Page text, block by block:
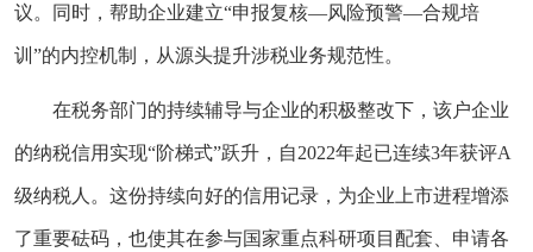
议。同时，帮助企业建立“申报复核—风险预警—合规培
训”的内控机制，从源头提升涉税业务规范性。
在税务部门的持续辅导与企业的积极整改下，该户企业
的纳税信用实现“阶梯式”跃升，自2022年起已连续3年获评A
级纳税人。这份持续向好的信用记录，为企业上市进程增添
了重要砝码，也使其在参与国家重点科研项目配套、申请各